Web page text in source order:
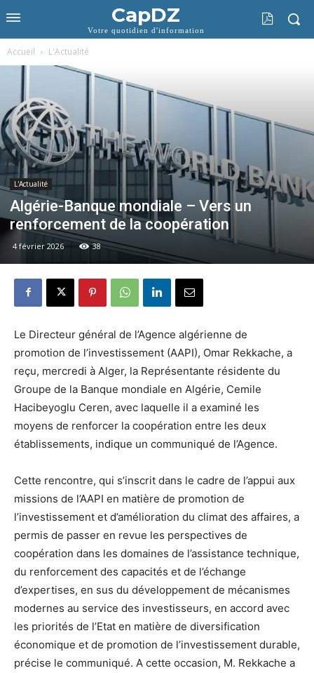
CapDZ
Votre quotidien d'information
Accueil L'Actualité
L'Actualité
Algérie-Banque mondiale – Vers un
renforcement de la coopération
4 février 2026 38
Le Directeur général de l’Agence algérienne de
promotion de l’investissement (AAPI), Omar Rekkache, a
reçu, mercredi à Alger, la Représentante résidente du
Groupe de la Banque mondiale en Algérie, Cemile
Hacibeyoglu Ceren, avec laquelle il a examiné les
moyens de renforcer la coopération entre les deux
établissements, indique un communiqué de l’Agence.
Cette rencontre, qui s’inscrit dans le cadre de l’appui aux
missions de l’AAPI en matière de promotion de
l’investissement et d’amélioration du climat des affaires, a
permis de passer en revue les perspectives de
coopération dans les domaines de l’assistance technique,
du renforcement des capacités et de l’échange
d’expertises, en sus du développement de mécanismes
modernes au service des investisseurs, en accord avec
les priorités de l’Etat en matière de diversification
économique et de promotion de l’investissement durable,
précise le communiqué. A cette occasion, M. Rekkache a